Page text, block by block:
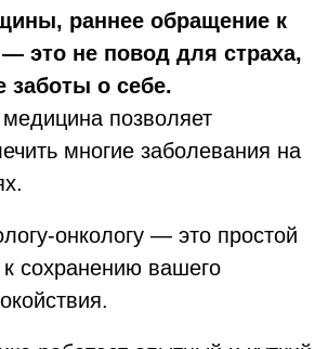
раннее обращение к
это не повод для страха,
заботы о себе.
позволяет
многие заболевания на
онкологу — это простой
сохранению вашего